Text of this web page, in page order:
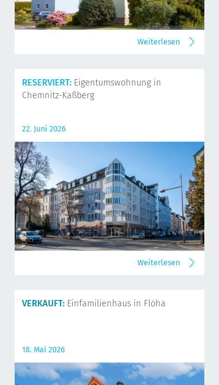
Weiterlesen
RESERVIERT: Eigentumswohnung in
Chemnitz-Kaßberg
22. Juni 2026
Weiterlesen
VERKAUFT: Einfamilienhaus in Flöha
18. Mai 2026